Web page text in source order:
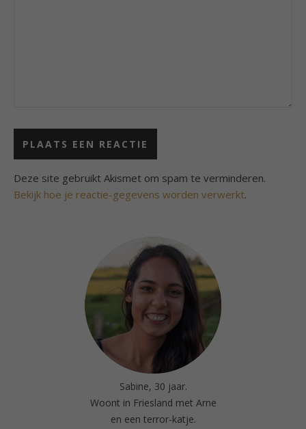
Deze site gebruikt Akismet om spam te verminderen.
Bekijk hoe je reactie-gegevens worden verwerkt.
Sabine, 30 jaar.
Woont in Friesland met Arne
en een terror-katje.